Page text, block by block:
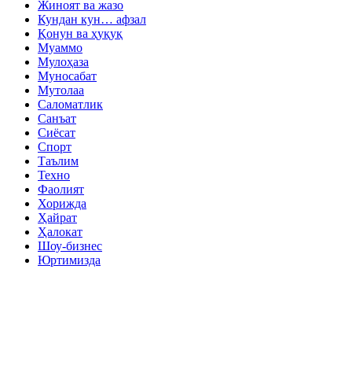
Жиноят ва жазо
Кундан кун… афзал
Қонун ва ҳуқуқ
Муаммо
Мулоҳаза
Муносабат
Мутолаа
Саломатлик
Санъат
Сиёсат
Спорт
Таълим
Техно
Фаолият
Хорижда
Ҳайрат
Ҳалокат
Шоу-бизнес
Юртимизда